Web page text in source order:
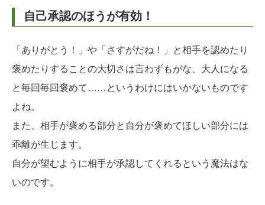
自己承認のほうが有効！
「ありがとう！」や「さすがだね！」と相手を認めたり
褒めたりすることの大切さは言わずもがな、大人になる
と毎回毎回褒めて……というわけにはいかないものです
よね。
また、相手が褒める部分と自分が褒めてほしい部分には
乖離が生じます。
自分が望むように相手が承認してくれるという魔法はな
いのです。